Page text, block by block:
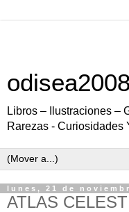
odisea2008
Libros – Ilustraciones –
Rarezas - Curiosidades
lunes, 21 de
ATLAS